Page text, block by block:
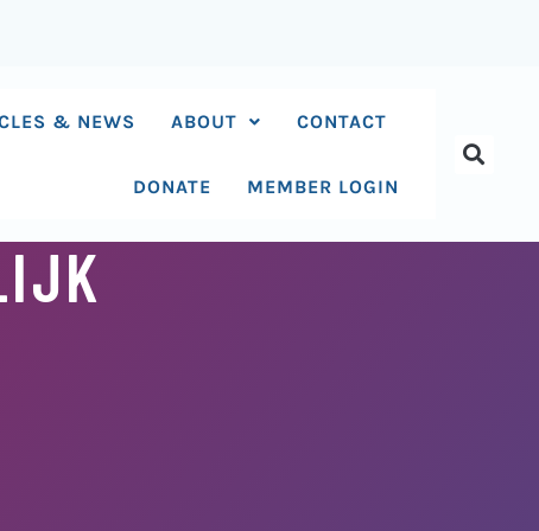
& NEWS ABOUT CONTACT
DONATE MEMBER LOGIN